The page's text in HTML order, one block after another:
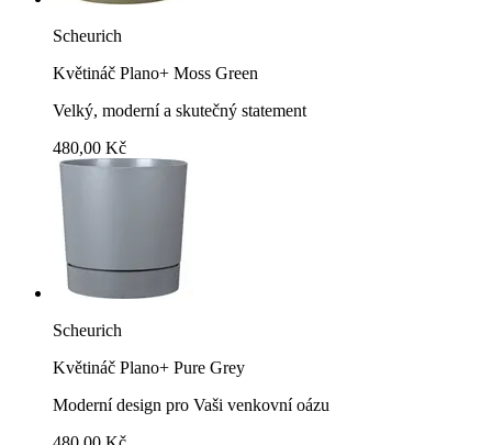
Scheurich
Květináč Plano+ Moss Green
Velký, moderní a skutečný statement
480,00 Kč
Scheurich
Květináč Plano+ Pure Grey
Moderní design pro Vaši venkovní oázu